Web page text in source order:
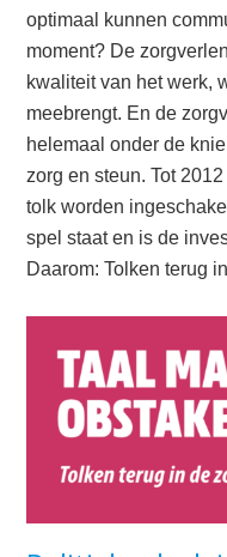
optimaal kunnen
moment? De
kwaliteit van het werk,
meebrengt. En de
helemaal onder de
zorg en steun. Tot
tolk worden
spel staat en is de
Daarom: Tolken terug